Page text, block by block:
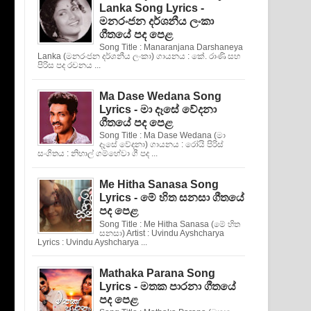
Lanka Song Lyrics -
මනරංජන දර්ශනීය ලංකා
ගීතයේ පද පෙළ
Song Title : Manaranjana Darshaneya
Lanka (මනරංජන දර්ශනීය ලංකා) ගායනය : කේ. රාණි සහ
පිරිස පද රචනය ...
Ma Dase Wedana Song
Lyrics - මා දෑසේ වේදනා
ගීතයේ පද පෙළ
Song Title : Ma Dase Wedana (මා
දෑසේ වේදනා) ගායනය : රෝයි පිරිස්
සංගිතය : නිහාල් ගම්හේවා ගී පද ...
Me Hitha Sanasa Song
Lyrics - මේ හිත සනසා ගීතයේ
පද පෙළ
Song Title : Me Hitha Sanasa (මේ හිත
සනසා) Artist : Uvindu Ayshcharya
Lyrics : Uvindu Ayshcharya ...
Mathaka Parana Song
Lyrics - මතක පාරනා ගීතයේ
පද පෙළ